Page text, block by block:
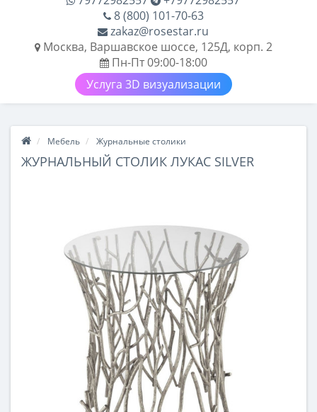
8 (800) 101-70-63
zakaz@rosestar.ru
Москва, Варшавское шоссе, 125Д, корп. 2
Пн-Пт 09:00-18:00
Услуга 3D визуализации
Мебель Журнальные столики
ЖУРНАЛЬНЫЙ СТОЛИК ЛУКАС SILVER